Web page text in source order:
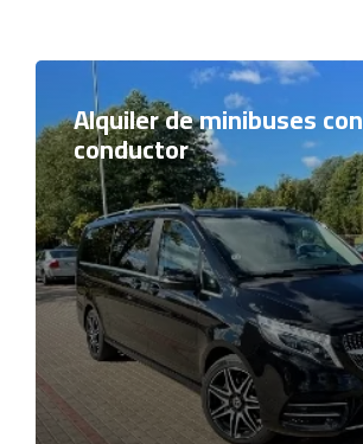
Alquiler de minibuses con
conductor